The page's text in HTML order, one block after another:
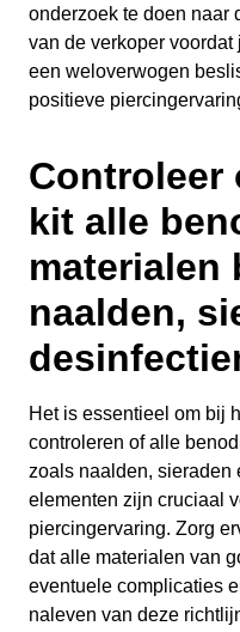
onderzoek te doen naar
van de verkoper
een weloverwogen
positieve
Controleer
kit alle
materialen
naalden,
Het is essentieel om bij
controleren of alle
zoals naalden, sieraden
elementen zijn cruciaal
piercingervaring. Zorg
dat alle materialen van
eventuele complicaties
naleven van deze